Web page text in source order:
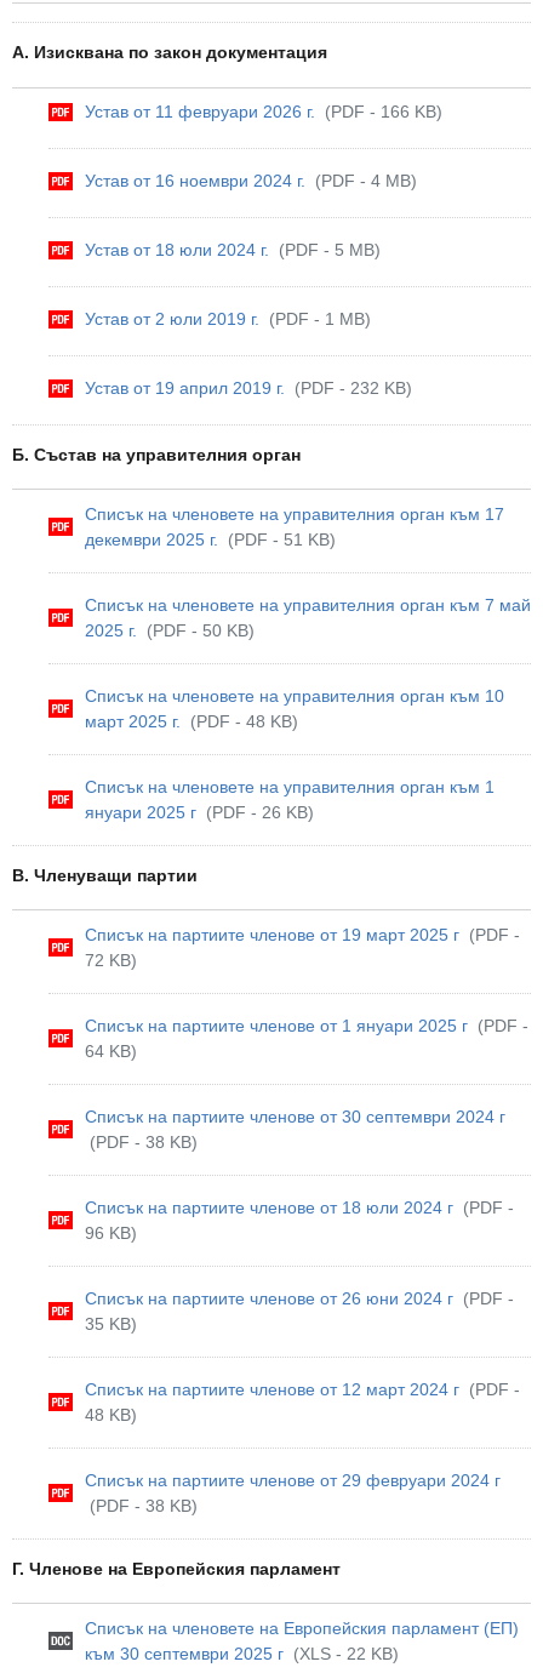
А. Изисквана по закон документация
Устав от 11 февруари 2026 г. (PDF - 166 KB)
Устав от 16 ноември 2024 г. (PDF - 4 MB)
Устав от 18 юли 2024 г. (PDF - 5 MB)
Устав от 2 юли 2019 г. (PDF - 1 MB)
Устав от 19 април 2019 г. (PDF - 232 KB)
Б. Състав на управителния орган
Списък на членовете на управителния орган към 17
декември 2025 г.
(PDF - 51 KB)
Списък на членовете на управителния орган към 7 май
2025 г.
(PDF - 50 KB)
Списък на членовете на управителния орган към 10
март 2025 г.
(PDF - 48 KB)
Списък на членовете на управителния орган към 1
януари 2025 г (PDF - 26 KB)
В. Членуващи партии
Списък на партиите членове от 19 март 2025 г (PDF -
72 KB)
Списък на партиите членове от 1 януари 2025 г (PDF -
64 KB)
Списък на партиите членове от 30 септември 2024 г
(PDF - 38 KB)
Списък на партиите членове от 18 юли 2024 г (PDF -
96 KB)
Списък на партиите членове от 26 юни 2024 г (PDF -
35 KB)
Списък на партиите членове от 12 март 2024 г (PDF -
48 KB)
Списък на партиите членове от 29 февруари 2024 г
(PDF - 38 KB)
Г. Членове на Европейския парламент
Списък на членовете на Европейския парламент (ЕП)
към 30 септември 2025 г (XLS - 22 KB)